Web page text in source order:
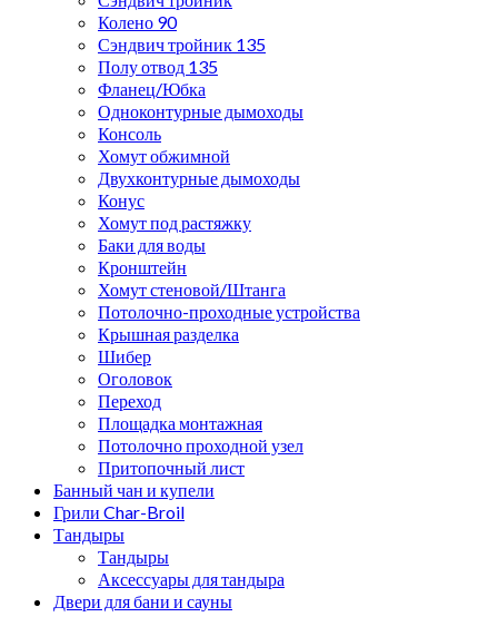
Колено 90
Сэндвич тройник 135
Полу отвод 135
Фланец/Юбка
Одноконтурные дымоходы
Консоль
Хомут обжимной
Двухконтурные дымоходы
Конус
Хомут под растяжку
Баки для воды
Кронштейн
Хомут стеновой/Штанга
Потолочно-проходные устройства
Крышная разделка
Шибер
Оголовок
Переход
Площадка монтажная
Потолочно проходной узел
Притопочный лист
Банный чан и купели
Грили Char-Broil
Тандыры
Тандыры
Аксессуары для тандыра
Двери для бани и сауны